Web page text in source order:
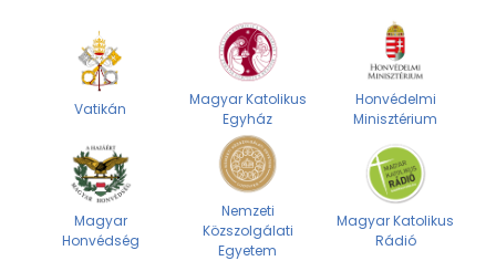
Vatikán
Magyar Katolikus
Egyház
Honvédelmi
Minisztérium
Magyar
Honvédség
Nemzeti
Közszolgálati
Egyetem
Magyar Katolikus
Rádió